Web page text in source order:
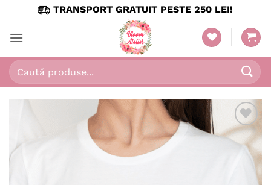
content
TRANSPORT GRATUIT PESTE 250 LEI!
Caută
după:
Adaugă
în
wishlist